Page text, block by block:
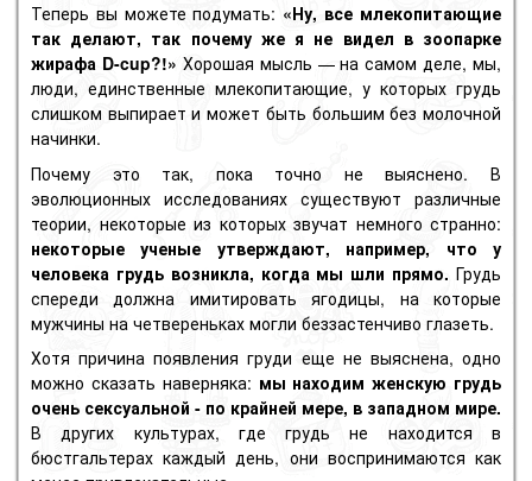
Теперь вы можете подумать: «Ну, все млекопитающие
так делают, так почему же я не видел в зоопарке
жирафа D-cup?!» Хорошая мысль — на самом деле, мы,
люди, единственные млекопитающие, у которых грудь
слишком выпирает и может быть большим без молочной
начинки.
Почему это так, пока точно не выяснено. В
эволюционных исследованиях существуют различные
теории, некоторые из которых звучат немного странно:
некоторые ученые утверждают, например, что у
человека грудь возникла, когда мы шли прямо. Грудь
спереди должна имитировать ягодицы, на которые
мужчины на четвереньках могли беззастенчиво глазеть.
Хотя причина появления груди еще не выяснена, одно
можно сказать наверняка: мы находим женскую грудь
очень сексуальной - по крайней мере, в западном мире.
В других культурах, где грудь не находится в
бюстгальтерах каждый день, они воспринимаются как